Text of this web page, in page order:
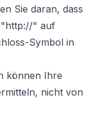
Sie daran, dass
"http://" auf
Symbol in
können Ihre
nicht von